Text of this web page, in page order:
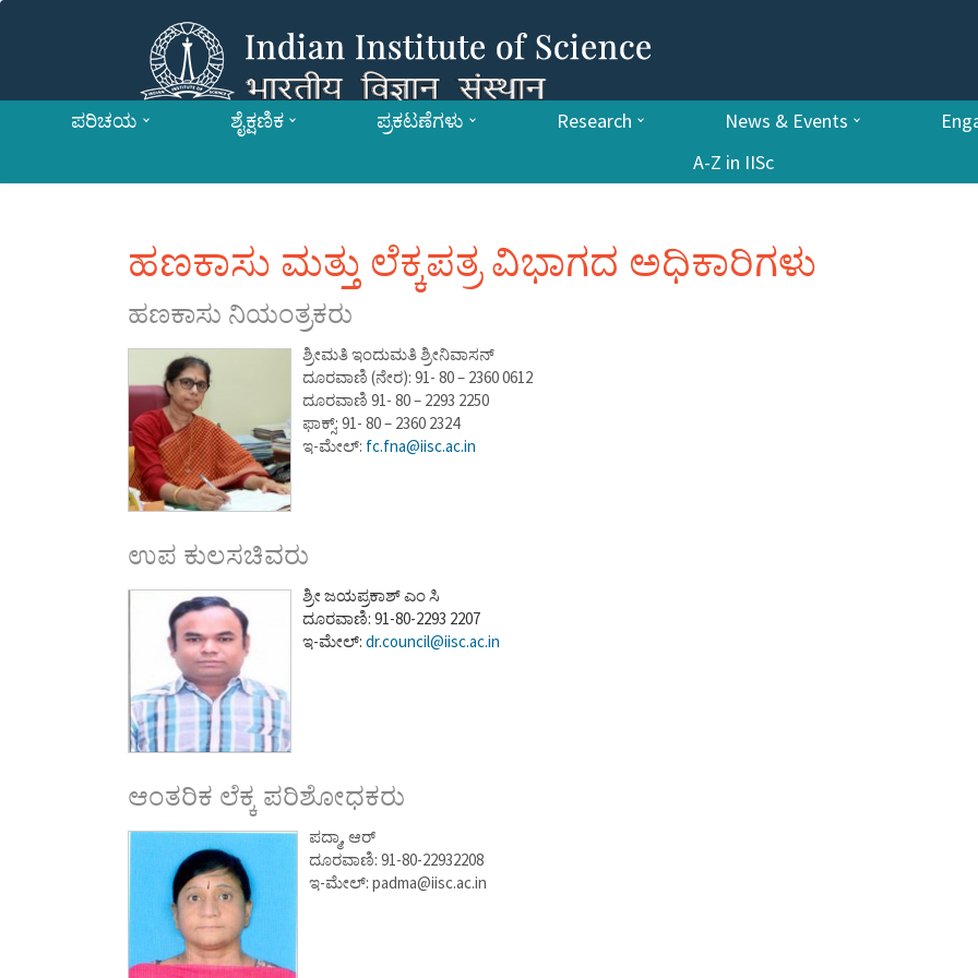
ಪರಿಚಯ ಶೈಕ್ಷಣಿಕ ಪ್ರಕಟಣೆಗಳು Research News & Events
A-Z in IISc
ಹಣಕಾಸು ಮತ್ತು ಲೆಕ್ಕಪತ್ರ ವಿಭಾಗದ ಅಧಿಕಾರಿಗಳು
ಹಣಕಾಸು ನಿಯಂತ್ರಕರು
ಶ್ರೀಮತಿ ಇಂದುಮತಿ ಶ್ರೀನಿವಾಸನ್
ದೂರವಾಣಿ (ನೇರ): 91- 80 – 2360 0612
ದೂರವಾಣಿ 91- 80 – 2293 2250
ಫಾಕ್ಸ್: 91- 80 – 2360 2324
ಇ-ಮೇಲ್: fc.fna@iisc.ac.in
ಉಪ ಕುಲಸಚಿವರು
ಶ್ರೀ ಜಯಪ್ರಕಾಶ್ ಎಂ ಸಿ
ದೂರವಾಣಿ: 91-80-2293 2207
ಇ-ಮೇಲ್: dr.council@iisc.ac.in
ಆಂತರಿಕ ಲೆಕ್ಕ ಪರಿಶೋಧಕರು
ಪದ್ಮಾ, ಆರ್
ದೂರವಾಣಿ: 91-80-22932208
ಇ-ಮೇಲ್: padma@iisc.ac.in